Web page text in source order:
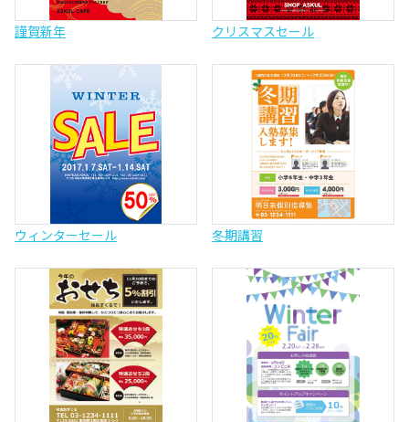
謹賀新年 クリスマスセール
ウィンターセール 冬期講習